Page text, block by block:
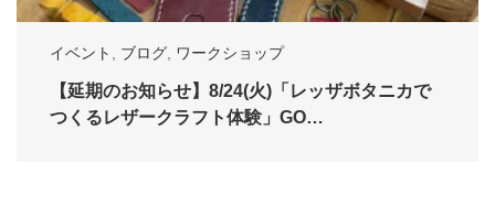
イベント ブログ ワークショップ
【延期のお知らせ】8/24(火)「レッザボタニカで
つくるレザークラフト体験」GO…